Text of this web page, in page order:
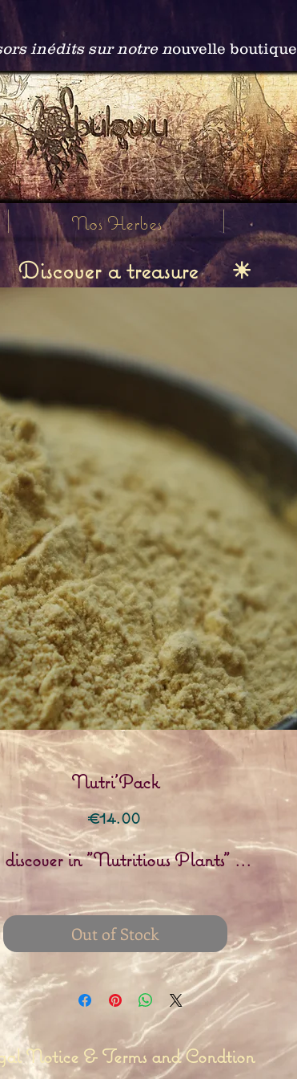
inédits sur notre nouvelle boutique
Nos Herbes
Discover a treasure ☀
Nutri'Pack
€14.00Price
discover in "Nutritious Plants" ...
Out of Stock
Notice & Terms and Condtion